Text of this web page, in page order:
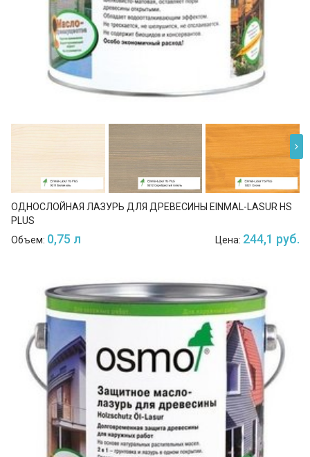
ОДНОСЛОЙНАЯ ЛАЗУРЬ ДЛЯ ДРЕВЕСИНЫ EINMAL-LASUR HS
PLUS
Объем: 0,75 л Цена: 244,1 руб.